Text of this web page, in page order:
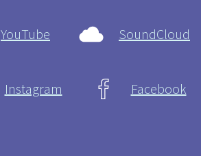
YouTube SoundCloud
Instagram Facebook